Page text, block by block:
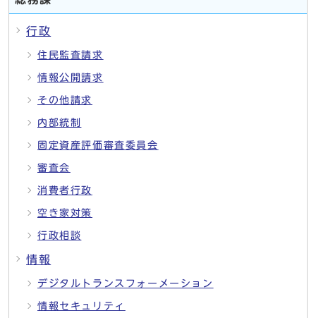
行政
住民監査請求
情報公開請求
その他請求
内部統制
固定資産評価審査委員会
審査会
消費者行政
空き家対策
行政相談
情報
デジタルトランスフォーメーション
情報セキュリティ